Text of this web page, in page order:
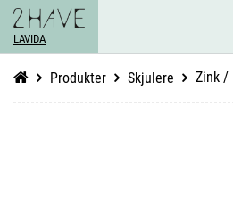
LAVIDA
Produkter Skjulere Zink /